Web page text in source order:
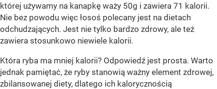
której używamy na kanapkę waży 50g i zawiera 71 kalorii.
Nie bez powodu więc łosoś polecany jest na dietach
odchudzających. Jest nie tylko bardzo zdrowy, ale też
zawiera stosunkowo niewiele kalorii.
Która ryba ma mniej kalorii? Odpowiedź jest prosta. Warto
jednak pamiętać, że ryby stanowią ważny element zdrowej,
zbilansowanej diety, dlatego ich kalorycznością